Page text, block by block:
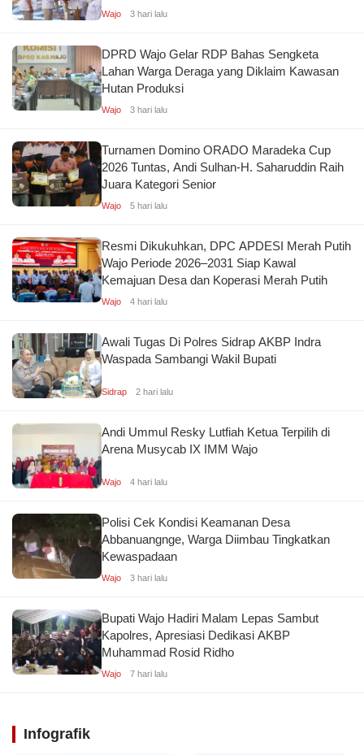
Wajo 3 hari lalu
DPRD Wajo Gelar RDP Bahas Sengketa
Lahan Warga Deraga yang Diklaim Kawasan
Hutan Produksi
Wajo 3 hari lalu
Turnamen Domino ORADO Maradeka Cup
2026 Tuntas, Andi Sulhan-H. Saharuddin Raih
Juara Kategori Senior
Wajo 5 hari lalu
Resmi Dikukuhkan, DPC APDESI Merah Putih
Wajo Periode 2026–2031 Siap Kawal
Kemajuan Desa dan Koperasi Merah Putih
Wajo 4 hari lalu
Awali Tugas Di Polres Sidrap AKBP Indra
Waspada Sambangi Wakil Bupati
Sidrap 2 hari lalu
Andi Ummul Resky Lutfiah Ketua Terpilih di
Arena Musycab IX IMM Wajo
Wajo 4 hari lalu
Polisi Cek Kondisi Keamanan Desa
Abbanuangnge, Warga Diimbau Tingkatkan
Kewaspadaan
Wajo 3 hari lalu
Bupati Wajo Hadiri Malam Lepas Sambut
Kapolres, Apresiasi Dedikasi AKBP
Muhammad Rosid Ridho
Wajo 7 hari lalu
Infografik